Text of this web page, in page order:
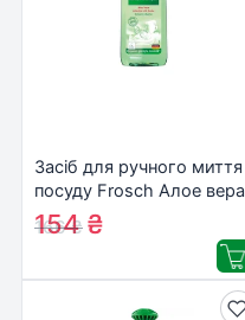
Засіб для ручного миття
посуду Frosch Алое вера
750 мл (4009175924483)
166₴
154₴